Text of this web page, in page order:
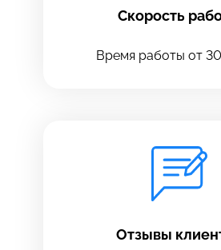
Скорость
Время работы от
Отзывы